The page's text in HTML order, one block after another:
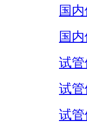
国
国
试
试
试